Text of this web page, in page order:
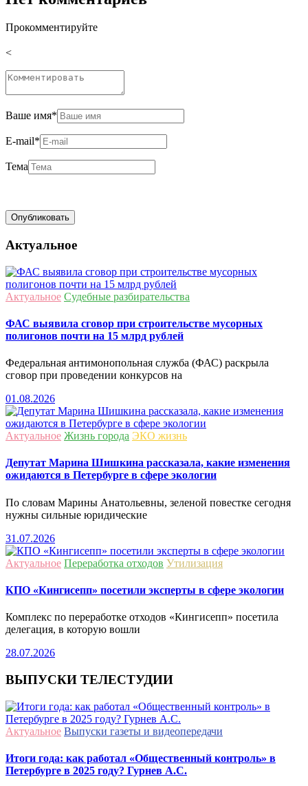
Прокомментируйте
<
Ваше имя*
E-mail*
Тема
Актуальное
Актуальное Судебные разбирательства
ФАС выявила сговор при строительстве мусорных
полигонов почти на 15 млрд рублей
Федеральная антимонопольная служба (ФАС) раскрыла
сговор при проведении конкурсов на
01.08.2026
Актуальное Жизнь города ЭКО жизнь
Депутат Марина Шишкина рассказала, какие изменения
ожидаются в Петербурге в сфере экологии
По словам Марины Анатольевны, зеленой повестке сегодня
нужны сильные юридические
31.07.2026
Актуальное Переработка отходов Утилизация
КПО «Кингисепп» посетили эксперты в сфере экологии
Комплекс по переработке отходов «Кингисепп» посетила
делегация, в которую вошли
28.07.2026
ВЫПУСКИ ТЕЛЕСТУДИИ
Актуальное Выпуски газеты и видеопередачи
Итоги года: как работал «Общественный контроль» в
Петербурге в 2025 году? Гурнев А.С.